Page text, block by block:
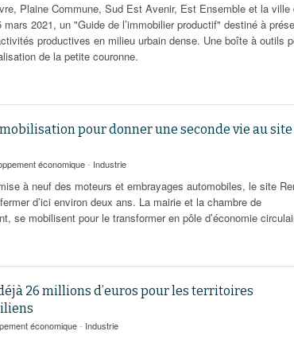
Plaine Commune, Sud Est Avenir, Est Ensemble et la ville
2021, un "Guide de l’immobilier productif" destiné à
productives en milieu urbain dense. Une boîte à outils
de la petite couronne.
pour donner une seconde vie au site
économique- Industrie
à neuf des moteurs et embrayages automobiles, le site
d’ici environ deux ans. La mairie et la chambre de
se mobilisent pour le transformer en pôle d’économie
26 millions d’euros pour les territoires
économique- Industrie